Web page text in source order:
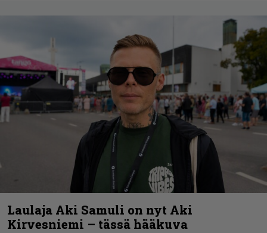
Laulaja Aki Samuli on nyt Aki
Kirvesniemi – tässä hääkuva